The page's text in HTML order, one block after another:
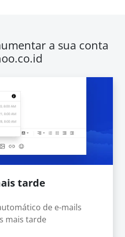
a sua conta
tarde
de e-mails
mais tarde